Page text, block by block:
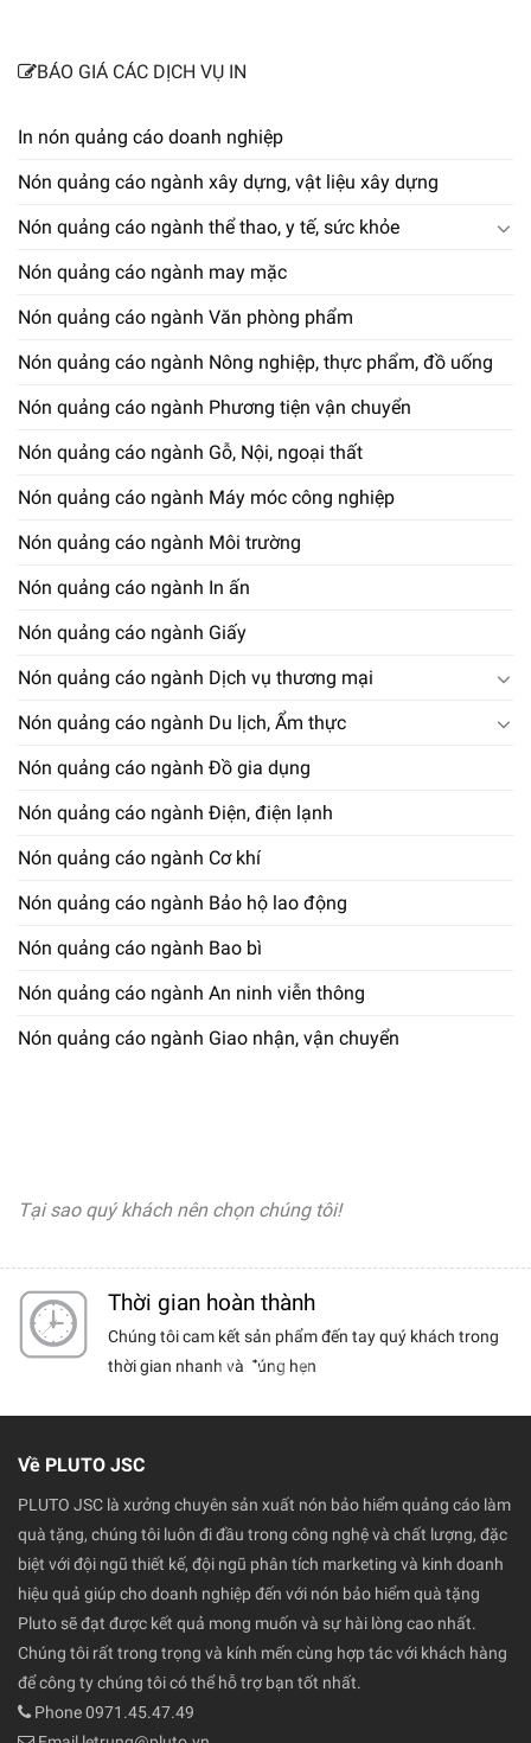
BÁO GIÁ CÁC DỊCH VỤ IN
In nón quảng cáo doanh nghiệp
Nón quảng cáo ngành xây dựng, vật liệu xây dựng
Nón quảng cáo ngành thể thao, y tế, sức khỏe
Nón quảng cáo ngành may mặc
Nón quảng cáo ngành Văn phòng phẩm
Nón quảng cáo ngành Nông nghiệp, thực phẩm, đồ uống
Nón quảng cáo ngành Phương tiện vận chuyển
Nón quảng cáo ngành Gỗ, Nội, ngoại thất
Nón quảng cáo ngành Máy móc công nghiệp
Nón quảng cáo ngành Môi trường
Nón quảng cáo ngành In ấn
Nón quảng cáo ngành Giấy
Nón quảng cáo ngành Dịch vụ thương mại
Nón quảng cáo ngành Du lịch, Ẩm thực
Nón quảng cáo ngành Đồ gia dụng
Nón quảng cáo ngành Điện, điện lạnh
Nón quảng cáo ngành Cơ khí
Nón quảng cáo ngành Bảo hộ lao động
Nón quảng cáo ngành Bao bì
Nón quảng cáo ngành An ninh viễn thông
Nón quảng cáo ngành Giao nhận, vận chuyển
Tại sao quý khách nên chọn chúng tôi!
Dịch vụ khách hàng
Về PLUTO JSC
PLUTO JSC là xưởng chuyên sản xuất nón bảo hiểm quảng cáo làm
quà tặng, chúng tôi luôn đi đầu trong công nghệ và chất lượng, đặc
biệt với đội ngũ thiết kế, đội ngũ phân tích marketing và kinh doanh
hiệu quả giúp cho doanh nghiệp đến với nón bảo hiểm quà tặng
Pluto sẽ đạt được kết quả mong muốn và sự hài lòng cao nhất.
Chúng tôi rất trong trọng và kính mến cùng hợp tác với khách hàng
để công ty chúng tôi có thể hỗ trợ bạn tốt nhất.